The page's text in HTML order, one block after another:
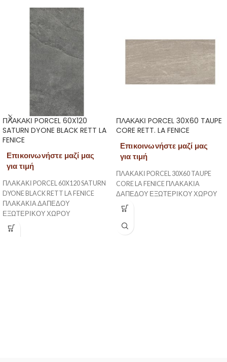
ΠΛΑΚΑΚΙ PORCEL 60X120
SATURN DYONE BLACK RETT LA
FENICE
Επικοινωνήστε μαζί μας
για τιμή
ΠΛΑΚΑΚΙ PORCEL 60X120 SATURN
DYONE BLACK RETT LA FENICE
ΠΛΑΚΑΚΙΑ ΔΑΠΕΔΟΥ
ΕΞΩΤΕΡΙΚΟΥ ΧΩΡΟΥ
ΠΛΑΚΑΚΙ PORCEL 30X60 TAUPE
CORE RETT. LA FENICE
Επικοινωνήστε μαζί μας
για τιμή
ΠΛΑΚΑΚΙ PORCEL 30X60 TAUPE
CORE LA FENICE ΠΛΑΚΑΚΙΑ
ΔΑΠΕΔΟΥ ΕΞΩΤΕΡΙΚΟΥ ΧΩΡΟΥ